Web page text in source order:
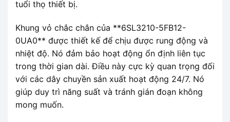
tuổi thọ thiết bị.
Khung vỏ chắc chắn của **6SL3210-5FB12-
0UA0** được thiết kế để chịu được rung động và
nhiệt độ. Nó đảm bảo hoạt động ổn định liên tục
trong thời gian dài. Điều này cực kỳ quan trọng đối
với các dây chuyền sản xuất hoạt động 24/7. Nó
giúp duy trì năng suất và tránh gián đoạn không
mong muốn.